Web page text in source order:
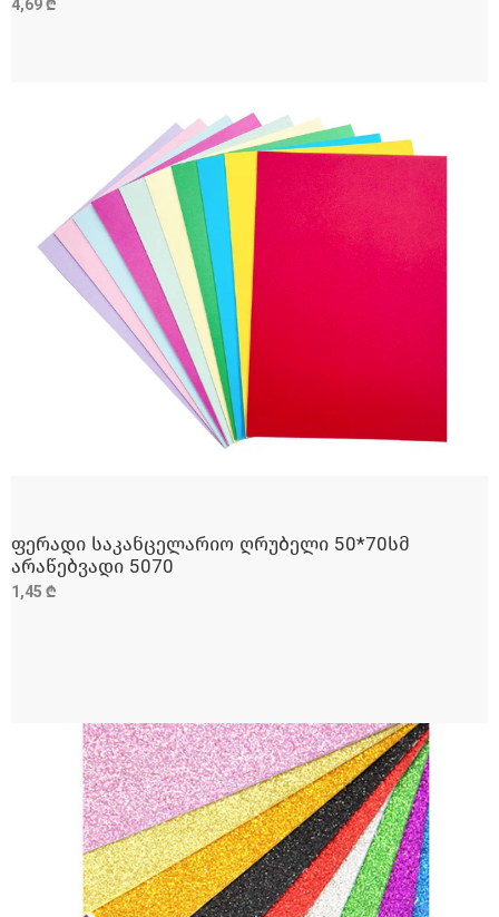
4,69 ₾
ᲓᲐᲛᲐᲢᲔᲑᲐ
ფერადი საკანცელარიო ღრუბელი 50*70სმ
არაწებვადი 5070
1,45 ₾